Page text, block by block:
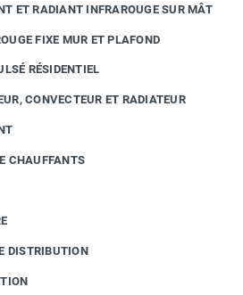
ET RADIANT INFRAROUGE SUR MÂT
FIXE MUR ET PLAFOND
RÉSIDENTIEL
CONVECTEUR ET RADIATEUR
CHAUFFANTS
DISTRIBUTION